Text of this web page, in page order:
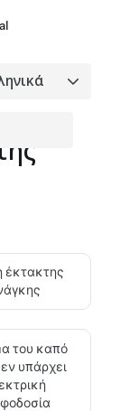
έκτακτης
του καπό
υπάρχει